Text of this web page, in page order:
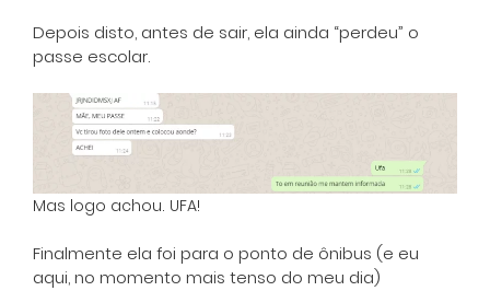
Depois disto, antes de sair, ela ainda “perdeu” o
passe escolar.
Mas logo achou. UFA!
Finalmente ela foi para o ponto de ônibus (e eu
aqui, no momento mais tenso do meu dia)